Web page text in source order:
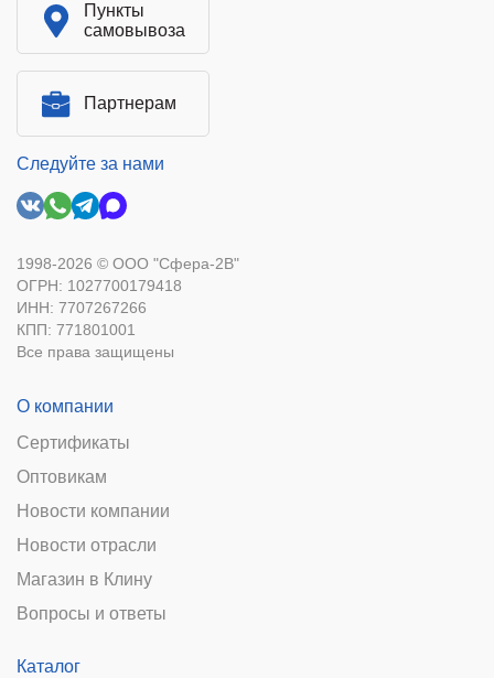
Пункты
самовывоза
Партнерам
Следуйте за нами
1998-2026 © ООО "Сфера-2В"
ОГРН: 1027700179418
ИНН: 7707267266
КПП: 771801001
Все права защищены
О компании
Сертификаты
Оптовикам
Новости компании
Новости отрасли
Магазин в Клину
Вопросы и ответы
Каталог